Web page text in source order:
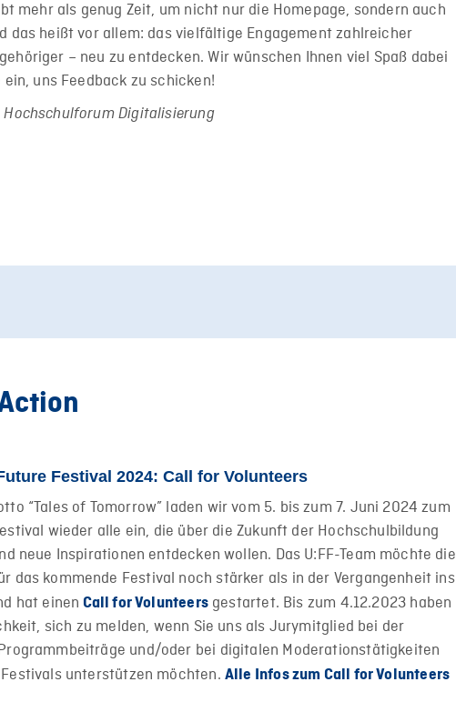
mehr als genug Zeit, um nicht nur die Homepage, sondern auch
das heißt vor allem: das vielfältige Engagement zahlreicher
– neu zu entdecken. Wir wünschen Ihnen viel Spaß dabei
ein, uns Feedback zu schicken!
Hochschulforum Digitalisierung
Festival 2024: Call for Volunteers
“Tales of Tomorrow” laden wir vom 5. bis zum 7. Juni 2024 zum
wieder alle ein, die über die Zukunft der Hochschulbildung
neue Inspirationen entdecken wollen. Das U:FF-Team möchte die
das kommende Festival noch stärker als in der Vergangenheit ins
hat einen Call for Volunteersgestartet. Bis zum 4.12.2023 haben
sich zu melden, wenn Sie uns als Jurymitglied bei der
und/oder bei digitalen Moderationstätigkeiten
unterstützen möchten. Alle Infos zum Call for Volunteers